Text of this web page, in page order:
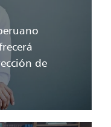
de